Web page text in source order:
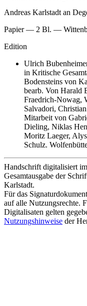
Andreas Karlstadt an
Papier — 2 Bl. —
Edition
Ulrich
in Kritische
Bodensteins von
bearb. Von Harald
Fraedrich-Nowag,
Salvadori,
Mitarbeit von
Dieling, Niklas
Moritz Laeger,
Schulz.
Handschrift digitalisiert
Gesamtausgabe der
Karlstadt.
Für das
auf alle Nutzungsrechte.
Digitalisaten gelten
Nutzungshinweise der